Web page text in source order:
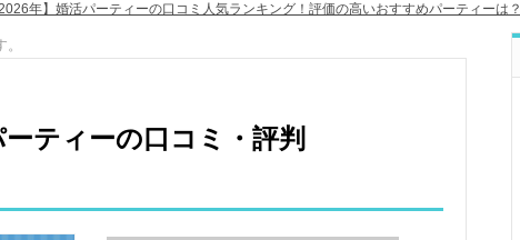
2026年】婚活パーティーの口コミ人気ランキング！評価の高いおすすめパーティーは？
ティーの口コミ・評判